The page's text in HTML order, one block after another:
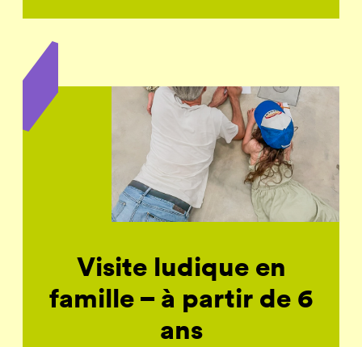
Visite ludique en
famille – à partir de 6
ans